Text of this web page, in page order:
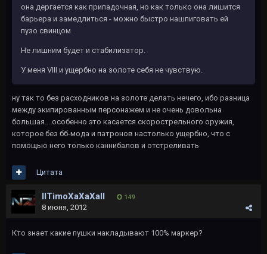
она дергается как припадочная, но как только она лишится
барьера и замедлиться - можно быстро нашпиговать ей
пузо свинцом.
Не лишним будет и стабилизатор.
У меня VIII и ущербно на золоте себя не чувствую.
ну так то без расходников на золоте делать нечего, ибо разница
между экипированным персонажем и не очень довольна
большая... особенно это касается скорострельного оружия,
которое без бб-мода и патронов настолько ущербно, что с
помощью него только каннибалов и отстреливать
Цитата
IITimoXaXaXaII 149
8 июня, 2012
Кто знает какие пушки накладывают 100% маркер?